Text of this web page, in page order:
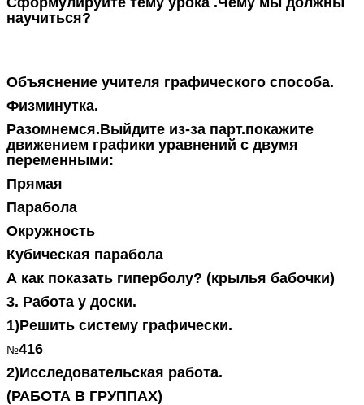
научиться?
Объяснение учителя графического способа.
Физминутка.
Разомнемся.Выйдите из-за парт.покажите
движением графики уравнений с двумя
переменными:
Прямая
Парабола
Окружность
Кубическая парабола
А как показать гиперболу? (крылья бабочки)
3. Работа у доски.
1)Решить систему графически.
№416
2)Исследовательская работа.
(РАБОТА В ГРУППАХ)